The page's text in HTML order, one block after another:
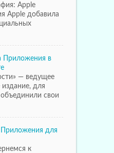
Apple
Apple добавила
Приложения в
— ведущее
издание, для
свои
для
к